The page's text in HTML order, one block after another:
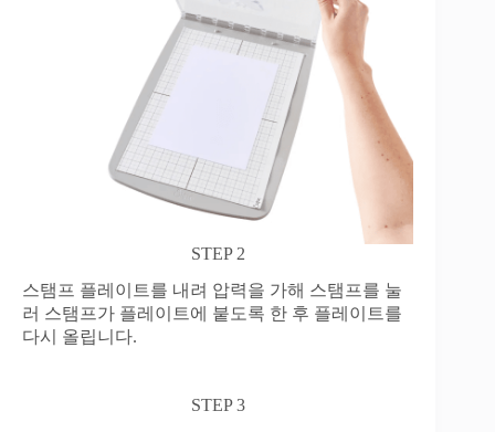
STEP 2
스탬프 플레이트를 내려 압력을 가해 스탬프를 눌
러 스탬프가 플레이트에 붙도록 한 후 플레이트를
다시 올립니다.
STEP 3